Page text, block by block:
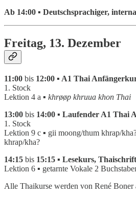
Ab 14:00 ▪ Deutschsprachiger,
Freitag, 13. Dezember
11:00 bis 12:00 ▪ A1 Thai
1. Stock
Lektion 4 a ▪ khrøøp khruua khon Thai
13:00 bis 14:00 ▪ Laufender A1 Thai
1. Stock
Lektion 9 c ▪ gii moong/thum khrap/
khrap/kha?
14:15 bis 15:15 ▪ Lesekurs,
Lektion 6 ▪ getarnte Vokale 2
Alle Thaikurse werden von René Boner